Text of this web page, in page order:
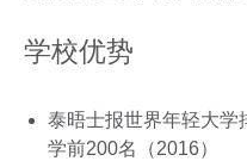
学校优势
泰晤士报世界年轻大学
学前200名（2016）